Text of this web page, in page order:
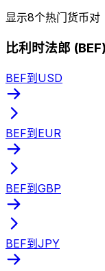
显示8个热门货币对
比利时法郎
BEF到USD
BEF到EUR
BEF到GBP
BEF到JPY